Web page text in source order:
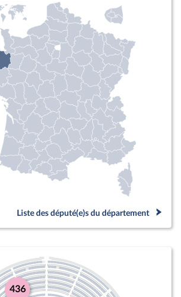
Liste des député(e)s du département
436